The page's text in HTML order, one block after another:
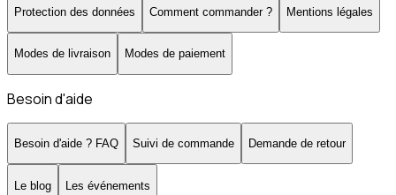
Protection des données Comment commander ? Mentions légales
Modes de livraison Modes de paiement
Besoin d'aide
Besoin d'aide ? FAQ Suivi de commande Demande de retour
Le blog Les événements